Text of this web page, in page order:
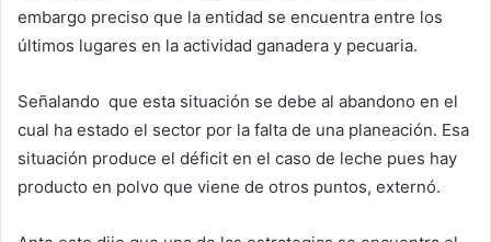
embargo preciso que la entidad se encuentra entre los
últimos lugares en la actividad ganadera y pecuaria.
Señalando que esta situación se debe al abandono en el
cual ha estado el sector por la falta de una planeación. Esa
situación produce el déficit en el caso de leche pues hay
producto en polvo que viene de otros puntos, externó.